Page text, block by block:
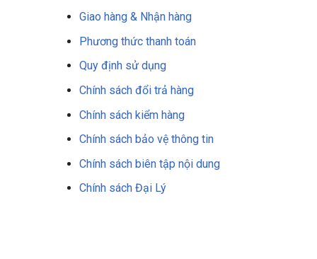
Giao hàng & Nhận hàng
Phương thức thanh toán
Quy định sử dụng
Chính sách đổi trả hàng
Chính sách kiểm hàng
Chính sách bảo vệ thông tin
Chính sách biên tập nội dung
Chính sách Đại Lý